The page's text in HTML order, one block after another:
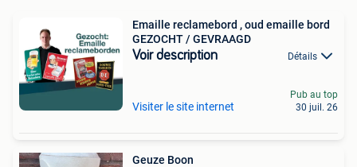
Emaille reclamebord , oud emaille bord
GEZOCHT / GEVRAAGD
Voir description Détails
Visiter le site internet
Pub au top
30 juil. 26
Geuze Boon